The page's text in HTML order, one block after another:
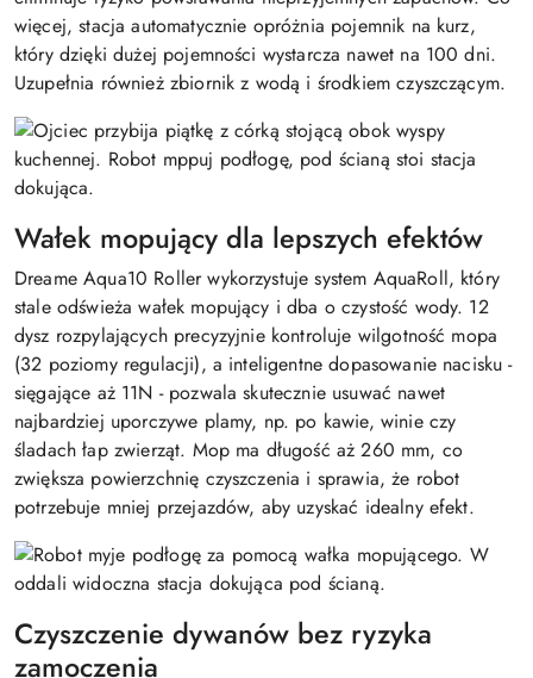
więcej, stacja automatycznie opróżnia pojemnik na kurz,
który dzięki dużej pojemności wystarcza nawet na 100 dni.
Uzupełnia również zbiornik z wodą i środkiem czyszczącym.
Wałek mopujący dla lepszych efektów
Dreame Aqua10 Roller wykorzystuje system AquaRoll, który
stale odświeża wałek mopujący i dba o czystość wody. 12
dysz rozpylających precyzyjnie kontroluje wilgotność mopa
(32 poziomy regulacji), a inteligentne dopasowanie nacisku -
sięgające aż 11N - pozwala skutecznie usuwać nawet
najbardziej uporczywe plamy, np. po kawie, winie czy
śladach łap zwierząt. Mop ma długość aż 260 mm, co
zwiększa powierzchnię czyszczenia i sprawia, że robot
potrzebuje mniej przejazdów, aby uzyskać idealny efekt.
Czyszczenie dywanów bez ryzyka
zamoczenia